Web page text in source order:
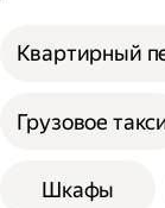
Квартирный
Грузовое
Шкафы